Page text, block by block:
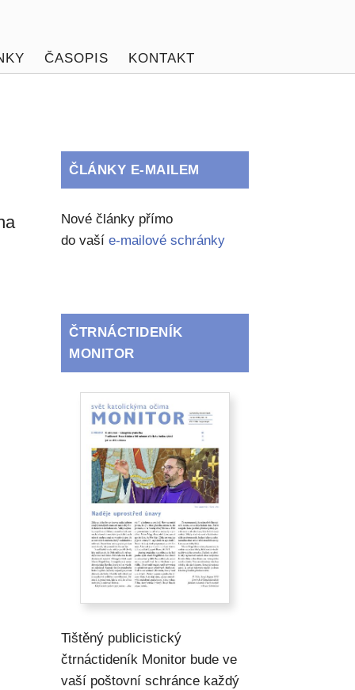
ČASOPIS KONTAKT
ČLÁNKY E-MAILEM
Nové články přímo
do vašíe-mailové schránky
ČTRNÁCTIDENÍK
MONITOR
Tištěný publicistický
čtrnáctideník Monitor bude ve
vaší poštovní schránce každý